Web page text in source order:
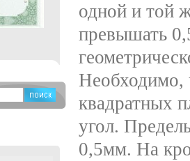
одной и той
превышать
Необходимо,
квадратных
угол.
0,5мм. На